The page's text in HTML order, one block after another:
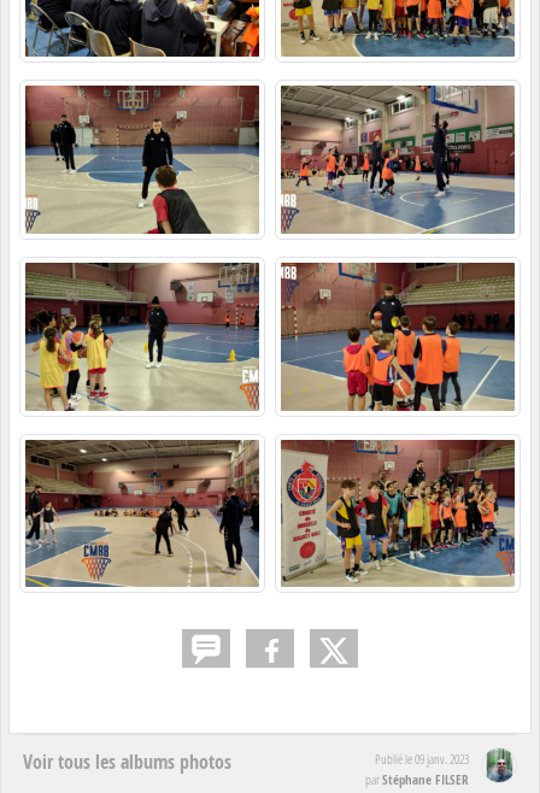
Voir tous les albums photos Publié le09 janv. 2023
parStéphane FILSER